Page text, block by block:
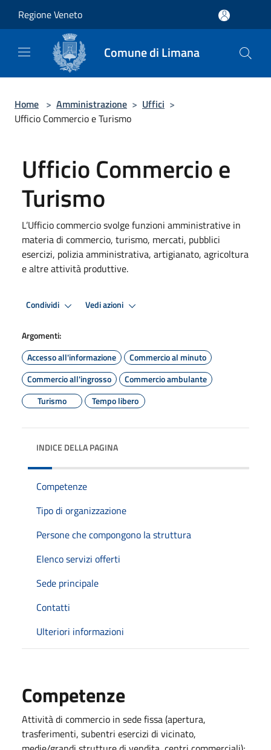
Regione Veneto
Comune di Limana
Home > Amministrazione > Uffici >
Ufficio Commercio e Turismo
Ufficio Commercio e
Turismo
L’Ufficio commercio svolge funzioni amministrative in
materia di commercio, turismo, mercati, pubblici
esercizi, polizia amministrativa, artigianato, agricoltura
e altre attività produttive.
Condividi Vedi azioni
Argomenti:
Accesso all'informazione
Commercio al minuto
Commercio all'ingrosso
Commercio ambulante
Turismo
Tempo libero
INDICE DELLA PAGINA
Competenze
Tipo di organizzazione
Persone che compongono la struttura
Elenco servizi offerti
Sede principale
Contatti
Ulteriori informazioni
Competenze
Attività di commercio in sede fissa (apertura,
trasferimenti, subentri esercizi di vicinato,